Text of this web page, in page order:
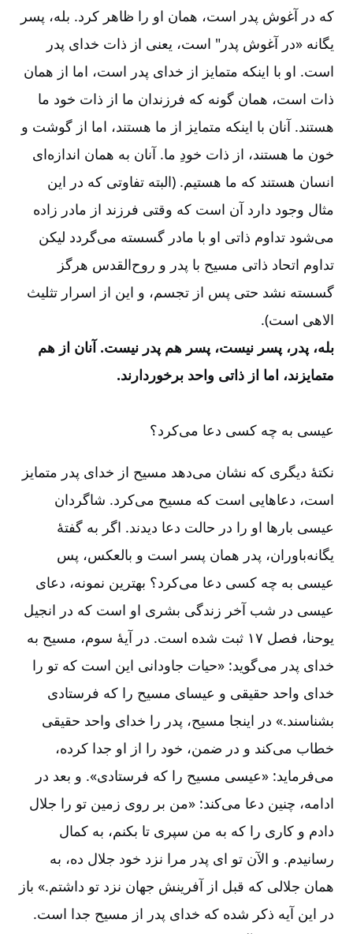
که در آغوش پدر است، همان او را ظاهر کرد. بله، پسر
یگانه «‌در آغوش پدر" است، یعنی از ذات خدای پدر
است. او با اینکه متمایز از خدای پدر است، اما از همان
ذات است، همان گونه که فرزندان ما از ذات خود ما
هستند. آنان با اینکه متمایز از ما هستند، اما از گوشت و
خون ما هستند، از ذات خودِ ما. آنان به همان اندازه‌‌ای
انسان هستند که ما هستیم. (البته تفاوتی که در این
مثال وجود دارد آن است که وقتی فرزند از مادر زاده
می‌شود تداوم ذاتی او با مادر گسسته می‌گردد لیکن
تداوم اتحاد ذاتی مسیح با پدر و روح‌القدس هرگز
گسسته نشد حتی پس از تجسم، و این از اسرار تثلیث
الاهی است).
بله، پدر، پسر نیست، پسر هم پدر نیست. آنان از هم
متمایزند، اما از ذاتی واحد برخوردارند.
عیسی به چه کسی دعا می‌‌کرد؟
نکتۀ دیگری که نشان می‌‌دهد مسیح از خدای پدر متمایز
است، دعاهایی است که مسیح می‌‌کرد. شاگردان
عیسی بارها او را در حالت دعا دیدند. اگر به گفتۀ
یگانه‌‌باوران، پدر همان پسر است و بالعکس، پس
عیسی به چه کسی دعا می‌‌کرد؟ بهترین نمونه، دعای
عیسی در شب آخر زندگی بشری او است که در انجیل
یوحنا، فصل ۱۷ ثبت شده است. در آیۀ سوم، مسیح به
خدای پدر می‌‌گوید: «حیات جاودانی این است که تو را
خدای واحد حقیقی و عیسای مسیح را که فرستادی
بشناسند.» در اینجا مسیح، پدر را خدای واحد حقیقی
خطاب می‌‌کند و در ضمن، خود را از او جدا کرده،
می‌‌فرماید: «عیسی مسیح را که فرستادی». و بعد در
ادامه، چنین دعا می‌‌کند: «من بر روی زمین تو را جلال
دادم و کاری را که به من سپری تا بکنم، به کمال
رسانیدم. و الآن تو ای پدر مرا نزد خود جلال ده، به
همان جلالی که قبل از آفرینش جهان نزد تو داشتم.» باز
در این آیه ذکر شده که خدای پدر از مسیح جدا است.